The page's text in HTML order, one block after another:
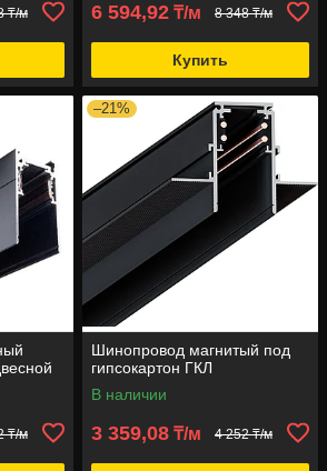
₸/м 6 594,92 ₸/м 8 348 ₸/м
Купить
₸/м
–21%
Шинопровод магнитый под
гипсокартон ГКЛ
В наличии
3 359,08 ₸/м 4 252 ₸/м